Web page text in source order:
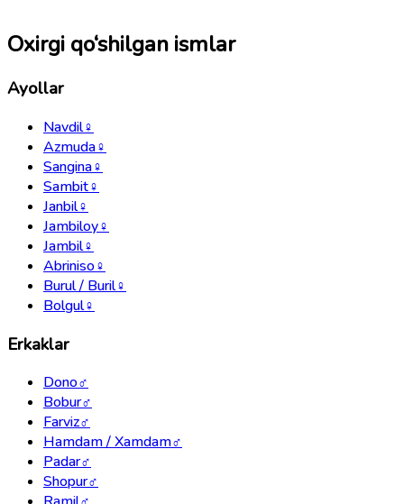
Oxirgi qo‘shilgan ismlar
Ayollar
Navdil♀
Azmuda♀
Sangina♀
Sambit♀
Janbil♀
Jambiloy♀
Jambil♀
Abriniso♀
Burul / Buril♀
Bolgul♀
Erkaklar
Dono♂
Bobur♂
Farviz♂
Hamdam / Xamdam♂
Padar♂
Shopur♂